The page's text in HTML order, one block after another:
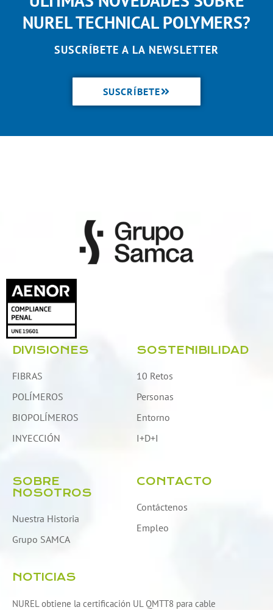
NUREL TECHNICAL POLYMERS?
SUSCRÍBETE A LA NEWSLETTER
SUSCRÍBETE
DIVISIONES
FIBRAS
POLÍMEROS
BIOPOLÍMEROS
INYECCIÓN
SOBRE
NOSOTROS
Nuestra Historia
Grupo SAMCA
SOSTENIBILIDAD
10 Retos
Personas
Entorno
I+D+I
CONTACTO
Contáctenos
Empleo
NOTICIAS
NUREL obtiene la certificación UL QMTT8 para cable